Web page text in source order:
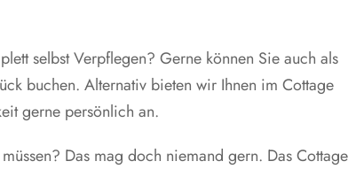
selbst Verpflegen? Gerne können Sie auch als
buchen. Alternativ bieten wir Ihnen im Cottage
gerne persönlich an.
Das mag doch niemand gern. Das Cottage